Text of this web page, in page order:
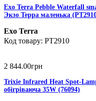
Eхo Terra Pebble Waterfall
Экзо Терра маленька
Exo Terra
PT2910
2 844.00грн
Trixie Infrared Heat Spot-
обігріваюча 35W (76094)